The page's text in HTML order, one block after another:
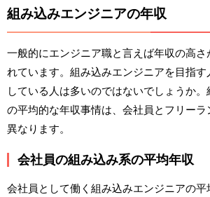
組み込みエンジニアの年収
一般的にエンジニア職と言えば年収の高
れています。組み込みエンジニアを目指す
している人は多いのではないでしょうか
の平均的な年収事情は、会社員とフリーラ
異なります。
会社員の組み込み系の平均年収
会社員として働く組み込みエンジニアの平